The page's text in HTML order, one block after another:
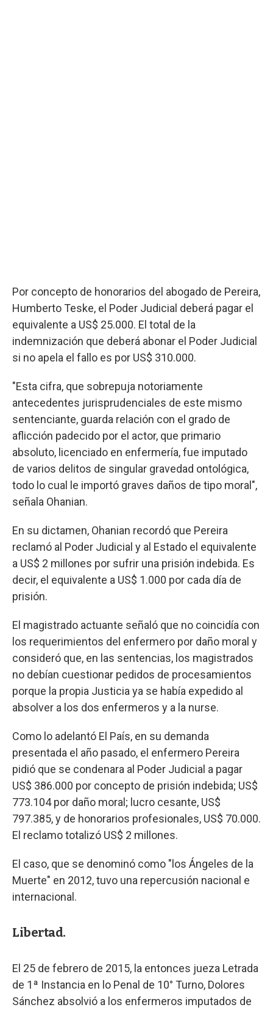
Por concepto de honorarios del abogado de Pereira,
Humberto Teske, el Poder Judicial deberá pagar el
equivalente a US$ 25.000. El total de la
indemnización que deberá abonar el Poder Judicial
si no apela el fallo es por US$ 310.000.
"Esta cifra, que sobrepuja notoriamente
antecedentes jurisprudenciales de este mismo
sentenciante, guarda relación con el grado de
aflicción padecido por el actor, que primario
absoluto, licenciado en enfermería, fue imputado
de varios delitos de singular gravedad ontológica,
todo lo cual le importó graves daños de tipo moral",
señala Ohanian.
En su dictamen, Ohanian recordó que Pereira
reclamó al Poder Judicial y al Estado el equivalente
a US$ 2 millones por sufrir una prisión indebida. Es
decir, el equivalente a US$ 1.000 por cada día de
prisión.
El magistrado actuante señaló que no coincidía con
los requerimientos del enfermero por daño moral y
consideró que, en las sentencias, los magistrados
no debían cuestionar pedidos de procesamientos
porque la propia Justicia ya se había expedido al
absolver a los dos enfermeros y a la nurse.
Como lo adelantó El País, en su demanda
presentada el año pasado, el enfermero Pereira
pidió que se condenara al Poder Judicial a pagar
US$ 386.000 por concepto de prisión indebida; US$
773.104 por daño moral; lucro cesante, US$
797.385, y de honorarios profesionales, US$ 70.000.
El reclamo totalizó US$ 2 millones.
El caso, que se denominó como "los Ángeles de la
Muerte" en 2012, tuvo una repercusión nacional e
internacional.
Libertad.
El 25 de febrero de 2015, la entonces jueza Letrada
de 1ª Instancia en lo Penal de 10° Turno, Dolores
Sánchez absolvió a los enfermeros imputados de